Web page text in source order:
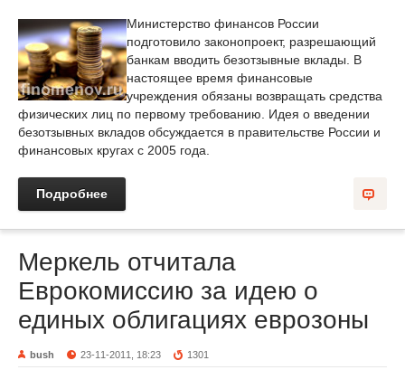
Министерство финансов России
подготовило законопроект, разрешающий
банкам вводить безотзывные вклады. В
настоящее время финансовые
учреждения обязаны возвращать средства
физических лиц по первому требованию. Идея о введении
безотзывных вкладов обсуждается в правительстве России и
финансовых кругах с 2005 года.
Подробнее
Меркель отчитала
Еврокомиссию за идею о
единых облигациях еврозоны
bush 23-11-2011, 18:23 1301